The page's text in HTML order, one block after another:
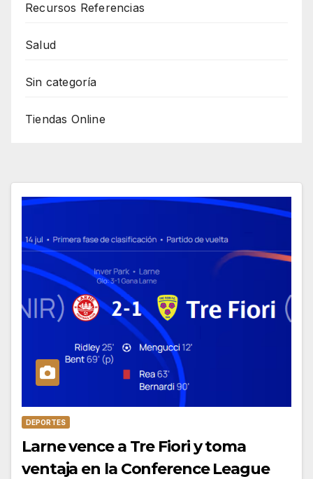
Recursos Referencias
Salud
Sin categoría
Tiendas Online
DEPORTES
Larne vence a Tre Fiori y toma
ventaja en la Conference League